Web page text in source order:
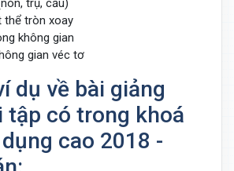
trụ, cầu)
thể tròn xoay
không gian
gian véc tơ
dụ về bài giảng
tập có trong khoá
cao 2018 -